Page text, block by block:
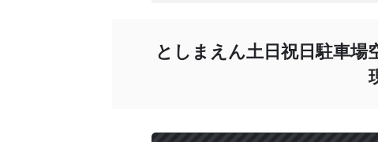
としまえん土日祝日駐車場